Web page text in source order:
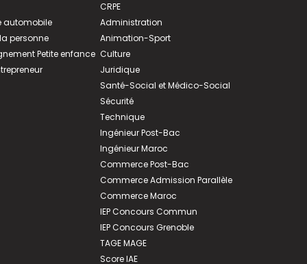
automobile
personne
Petite enfance
CRPE
Administration
Animation-Sport
Culture
Juridique
Santé-Social et Médico-Social
Sécurité
Technique
Ingénieur Post-Bac
Ingénieur Maroc
Commerce Post-Bac
Commerce Admission Parallèle
Commerce Maroc
IEP Concours Commun
IEP Concours Grenoble
TAGE MAGE
Score IAE